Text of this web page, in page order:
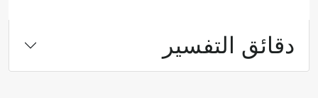
دقائق التفسير